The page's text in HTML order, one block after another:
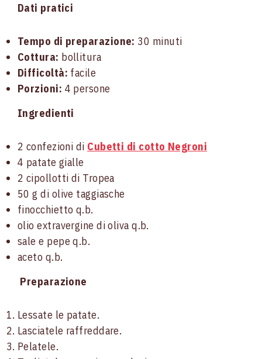
Dati pratici
Tempo di preparazione: 30 minuti
Cottura: bollitura
Difficoltà: facile
Porzioni: 4 persone
Ingredienti
2 confezioni di Cubetti di cotto Negroni
4 patate gialle
2 cipollotti di Tropea
50 g di olive taggiasche
finocchietto q.b.
olio extravergine di oliva q.b.
sale e pepe q.b.
aceto q.b.
Preparazione
Lessate le patate.
Lasciatele raffreddare.
Pelatele.